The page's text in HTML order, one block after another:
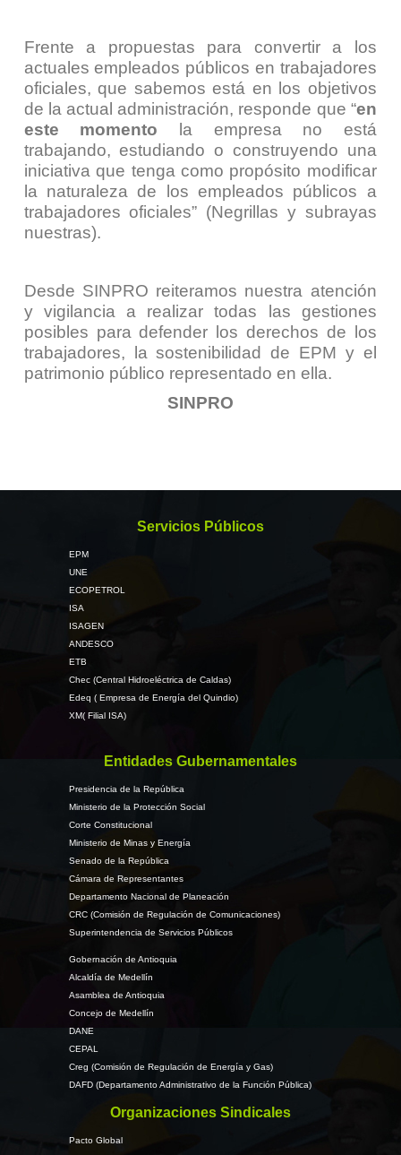
Frente a propuestas para convertir a los
actuales empleados públicos en trabajadores
oficiales, que sabemos está en los objetivos
de la actual administración, responde que “en
este momento la empresa no está
trabajando, estudiando o construyendo una
iniciativa que tenga como propósito modificar
la naturaleza de los empleados públicos a
trabajadores oficiales” (Negrillas y subrayas
nuestras).
Desde SINPRO reiteramos nuestra atención
y vigilancia a realizar todas las gestiones
posibles para defender los derechos de los
trabajadores, la sostenibilidad de EPM y el
patrimonio público representado en ella.
SINPRO
Servicios Públicos
EPM
UNE
ECOPETROL
ISA
ISAGEN
ANDESCO
ETB
Chec (Central Hidroeléctrica de Caldas)
Edeq ( Empresa de Energía del Quindio)
XM( Filial ISA)
Entidades Gubernamentales
Presidencia de la República
Ministerio de la Protección Social
Corte Constitucional
Ministerio de Minas y Energía
Senado de la República
Cámara de Representantes
Departamento Nacional de Planeación
CRC (Comisión de Regulación de Comunicaciones)
Superintendencia de Servicios Públicos
Gobernación de Antioquia
Alcaldía de Medellín
Asamblea de Antioquia
Concejo de Medellín
DANE
CEPAL
Creg (Comisión de Regulación de Energía y Gas)
DAFD (Departamento Administrativo de la Función Pública)
Organizaciones Sindicales
Pacto Global